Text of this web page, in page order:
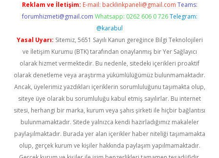
Reklam ve İletişim: E-mail: backlinkpaneli@gmail.com Teams:
forumhizmeti@gmail.com Whatsapp: 0262 606 0 726 Telegram:
@karabul
Yasal Uyarı: Sitemiz, 5651 Sayılı Kanun gereğince Bilgi Teknolojileri
ve İletişim Kurumu (BTK) tarafından onaylanmış bir Yer Sağlayıcı
olarak hizmet vermektedir. Bu nedenle, sitedeki içerikleri proaktif
olarak denetleme veya araştırma yükümlülüğümüz bulunmamaktadır.
Ancak, üyelerimiz yazdıkları içeriklerin sorumluluğunu taşımakta olup,
siteye üye olarak bu sorumluluğu kabul etmiş sayılırlar. Bu internet
sitesi, herhangi bir marka, kurum veya şahıs şirketi ile hiçbir bağlantısı
bulunmamaktadır. Sitede yalnızca kendi hazırladığımız makaleler
paylaşılmaktadır. Burada yer alan içerikler haber niteliği taşımamakta
olup, gerçek kurum ve kişiler hakkında paylaşım yapılmamaktadır.